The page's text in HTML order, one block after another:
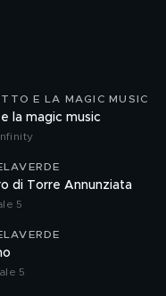
E LA MAGIC MUSIC
la magic music
di Torre Annunziata
5
5